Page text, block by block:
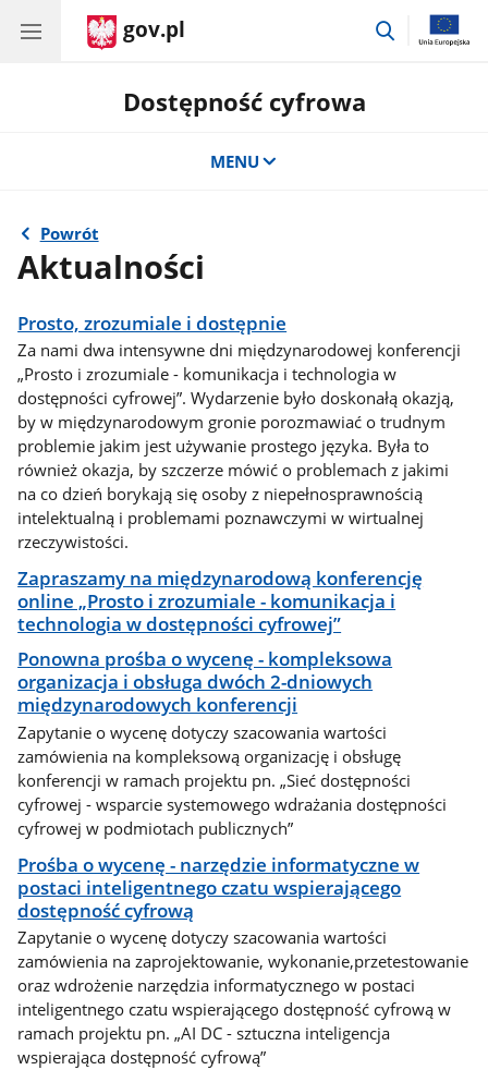
gov.pl
przejdź
Dostępność cyfrowa
MENU
Powrót
Aktualności
Prosto, zrozumiale i dostępnie
Za nami dwa intensywne dni międzynarodowej konferencji
„Prosto i zrozumiale - komunikacja i technologia w
dostępności cyfrowej”. Wydarzenie było doskonałą okazją,
by w międzynarodowym gronie porozmawiać o trudnym
problemie jakim jest używanie prostego języka. Była to
również okazja, by szczerze mówić o problemach z jakimi
na co dzień borykają się osoby z niepełnosprawnością
intelektualną i problemami poznawczymi w wirtualnej
rzeczywistości.
Zapraszamy na międzynarodową konferencję
online „Prosto i zrozumiale - komunikacja i
technologia w dostępności cyfrowej”
Ponowna prośba o wycenę - kompleksowa
organizacja i obsługa dwóch 2-dniowych
międzynarodowych konferencji
Zapytanie o wycenę dotyczy szacowania wartości
zamówienia na kompleksową organizację i obsługę
konferencji w ramach projektu pn. „Sieć dostępności
cyfrowej - wsparcie systemowego wdrażania dostępności
cyfrowej w podmiotach publicznych”
Prośba o wycenę - narzędzie informatyczne w
postaci inteligentnego czatu wspierającego
dostępność cyfrową
Zapytanie o wycenę dotyczy szacowania wartości
zamówienia na zaprojektowanie, wykonanie,przetestowanie
oraz wdrożenie narzędzia informatycznego w postaci
inteligentnego czatu wspierającego dostępność cyfrową w
ramach projektu pn. „AI DC - sztuczna inteligencja
wspierająca dostępność cyfrową”